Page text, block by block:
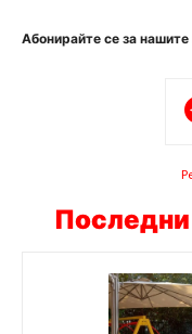
Абонирайте се за